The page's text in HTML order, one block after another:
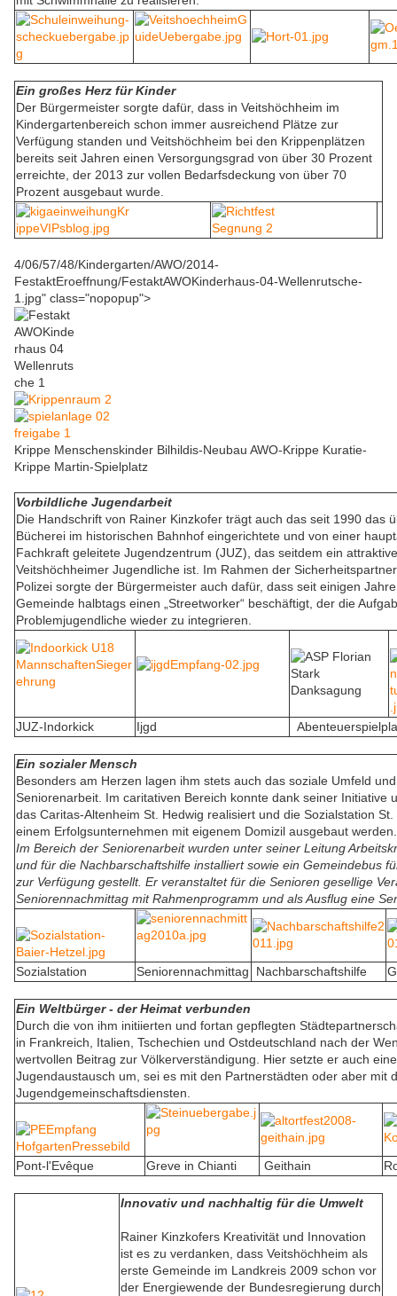
Ein großes Herz für Kinder
Der Bürgermeister sorgte dafür, dass in Veitshöchheim im
Kindergartenbereich schon immer ausreichend Plätze zur
Verfügung standen und Veitshöchheim bei den Krippenplätzen
bereits seit Jahren einen Versorgungsgrad von über 30 Prozent
erreichte, der 2013 zur vollen Bedarfsdeckung von über 70
Prozent ausgebaut wurde.
4/06/57/48/Kindergarten/AWO/2014-
FestaktEroeffnung/FestaktAWOKinderhaus-04-Wellenrutsche-
1.jpg" class="nopopup">
Krippe Menschenskinder Bilhildis-Neubau AWO-Krippe Kuratie-
Krippe Martin-Spielplatz
Vorbildliche Jugendarbeit
Die Handschrift von Rainer Kinzkofer trägt auch das seit 1990 das
Bücherei im historischen Bahnhof eingerichtete und von einer
Fachkraft geleitete Jugendzentrum (JUZ), das seitdem ein
Veitshöchheimer Jugendliche ist. Im Rahmen der
Polizei sorgte der Bürgermeister auch dafür, dass seit einigen
Gemeinde halbtags einen „Streetworker“ beschäftigt, der die
Problemjugendliche wieder zu integrieren.
JUZ-Indorkick Ijgd
Ein sozialer Mensch
Besonders am Herzen lagen ihm stets auch das soziale Umfeld
Seniorenarbeit. Im caritativen Bereich konnte dank seiner Initiative
das Caritas-Altenheim St. Hedwig realisiert und die Sozialstation
einem Erfolgsunternehmen mit eigenem Domizil ausgebaut werden.
Im Bereich der Seniorenarbeit wurden unter seiner Leitung
und für die Nachbarschaftshilfe installiert sowie ein Gemeindebus
zur Verfügung gestellt. Er veranstaltet für die Senioren gesellige
Seniorennachmittag mit Rahmenprogramm und als Ausflug eine
Sozialstation Seniorennachmittag Nachbarschaftshilfe
Ein Weltbürger - der Heimat verbunden
Durch die von ihm initiierten und fortan gepflegten
in Frankreich, Italien, Tschechien und Ostdeutschland nach der
wertvollen Beitrag zur Völkerverständigung. Hier setzte er auch
Jugendaustausch um, sei es mit den Partnerstädten oder aber mit
Jugendgemeinschaftsdiensten.
Pont-l'Evêque Greve in Chianti Geithain
Innovativ und nachhaltig für die Umwelt
Rainer Kinzkofers Kreativität und Innovation
ist es zu verdanken, dass Veitshöchheim als
erste Gemeinde im Landkreis 2009 schon vor
der Energiewende der Bundesregierung durch